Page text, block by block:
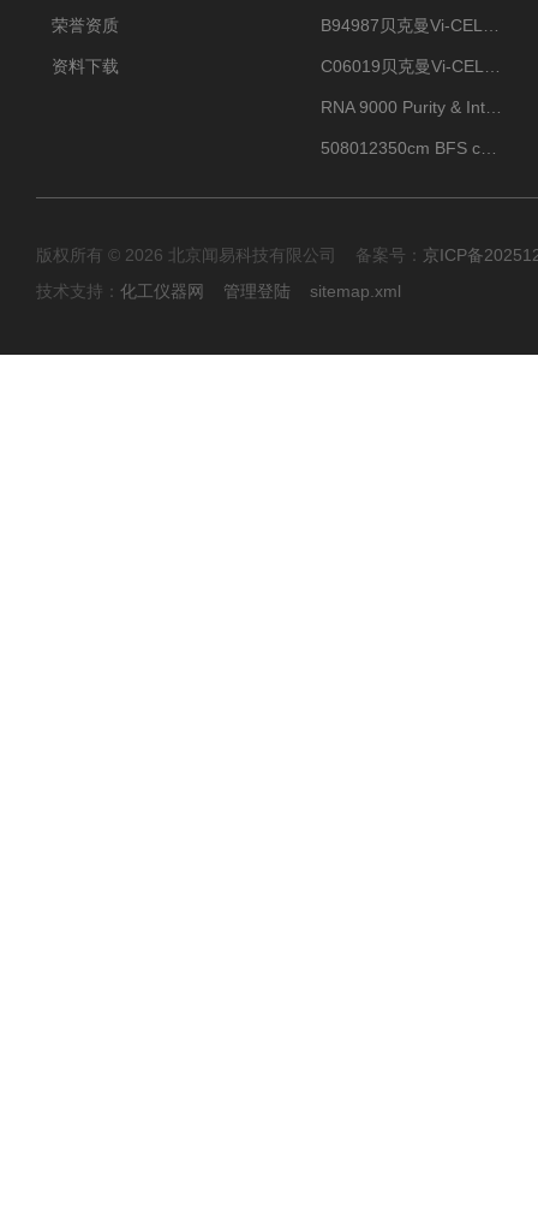
荣誉资质
资料下载
版权所有 © 2026 北京闻易科技有限公司 备案号： 京ICP备
技术支持： 化工仪器网 管理登陆 sitemap.xml